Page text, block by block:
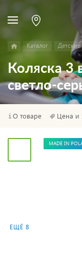
Каталог Детские
Коляска 3
светло-
О товаре Цена и
ЕЩЁ 8
MADE IN